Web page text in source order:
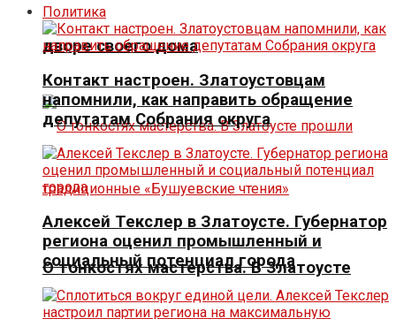
дворе своего дома
О тонкостях мастерства. В Златоусте
Политика
Контакт настроен. Златоустовцам
напомнили, как направить обращение
депутатам Собрания округа
Алексей Текслер в Златоусте. Губернатор
региона оценил промышленный и
социальный потенциал города